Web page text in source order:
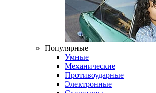
Популярные
Умные
Механические
Противоударные
Электронные